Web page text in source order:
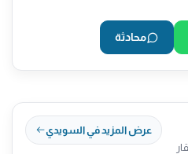
محادثة
عرض المزيد في السويدي